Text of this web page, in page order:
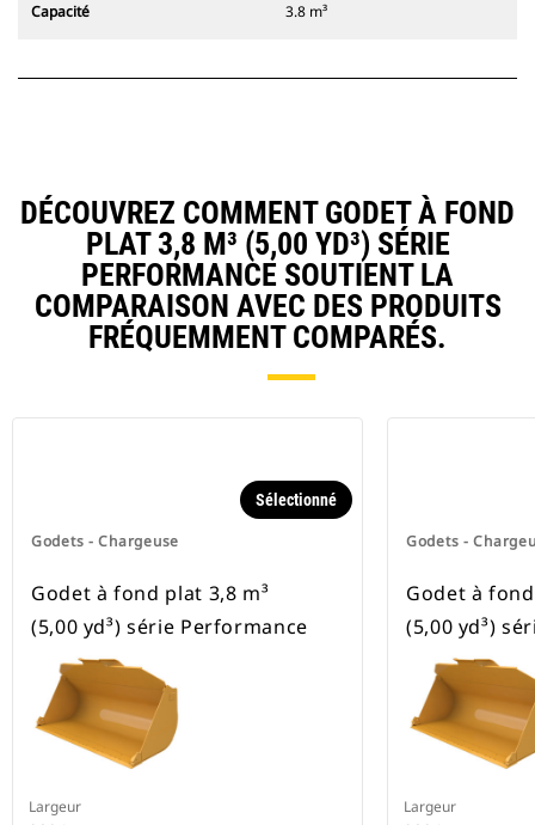
Capacité 3.8 m³
DÉCOUVREZ COMMENT GODET À FOND
PLAT 3,8 M³ (5,00 YD³) SÉRIE
PERFORMANCE SOUTIENT LA
COMPARAISON AVEC DES PRODUITS
FRÉQUEMMENT COMPARÉS.
Godets - Chargeuse
Sélectionné
Godet à fond plat 3,8 m³
(5,00 yd³) série Performance
Largeur
Godets -
Godet à
(5,00 yd³)
Largeur